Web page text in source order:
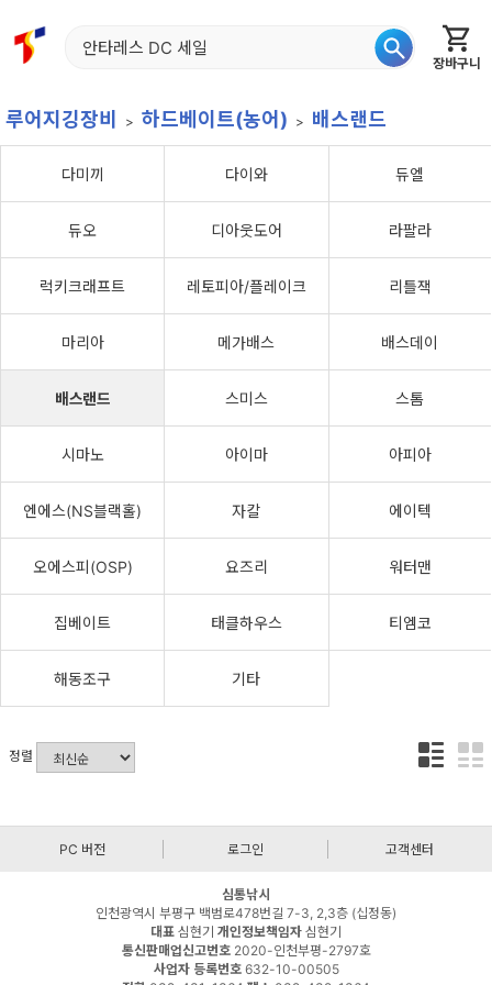
장바구니
홈 신상품 재입고 베스트 특가 이월
루어지깅장비 하드베이트(농어) 배스랜드
다미끼 다이와 듀엘
듀오 디아웃도어 라팔라
럭키크래프트 레토피아/플레이크 리틀잭
마리아 메가배스 배스데이
배스랜드 스미스 스톰
시마노 아이마 아피아
엔에스(NS블랙홀) 자칼 에이텍
오에스피(OSP) 요즈리 워터맨
집베이트 태클하우스 티엠코
해동조구 기타
정렬
PC 버전 로그인 고객센터
심통낚시
인천광역시 부평구 백범로478번길 7-3, 2,3층 (십정동)
대표 심현기 개인정보책임자 심현기
통신판매업신고번호2020-인천부평-2797호
사업자 등록번호632-10-00505